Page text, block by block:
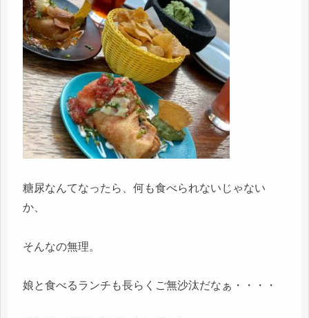
糖尿なんてなったら、何も食べられないじゃない
か、
そんなの無理。
娘と食べるランチも長らくご無沙汰だなぁ・・・・